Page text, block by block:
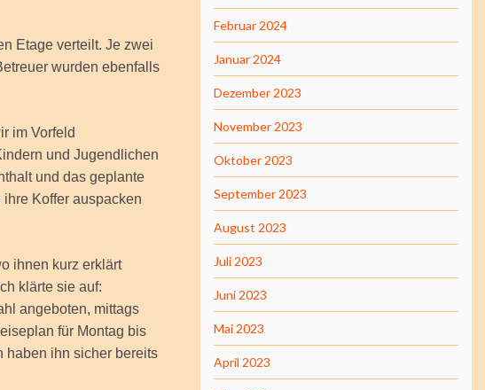
Etage verteilt. Je zwei
wurden ebenfalls
im Vorfeld
und Jugendlichen
und das geplante
Koffer auspacken
ihnen kurz erklärt
klärte sie auf:
angeboten, mittags
für Montag bis
haben ihn sicher bereits
Februar 2024
Januar 2024
Dezember 2023
November 2023
Oktober 2023
September 2023
August 2023
Juli 2023
Juni 2023
Mai 2023
April 2023